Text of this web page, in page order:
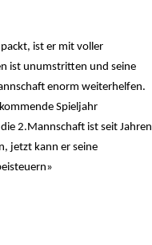
ist er mit voller
ist unumstritten und seine
enorm weiterhelfen.
Spieljahr
2.Mannschaft ist seit Jahren
jetzt kann er seine